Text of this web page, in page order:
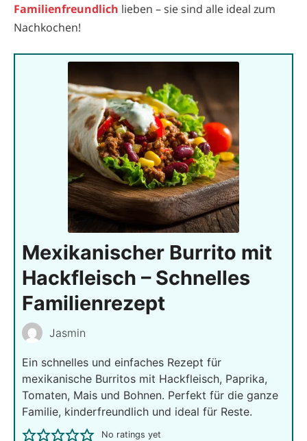
Familienfreundlich lieben – sie sind alle ideal zum
Nachkochen!
Mexikanischer Burrito mit
Hackfleisch – Schnelles
Familienrezept
Jasmin
Ein schnelles und einfaches Rezept für
mexikanische Burritos mit Hackfleisch, Paprika,
Tomaten, Mais und Bohnen. Perfekt für die ganze
Familie, kinderfreundlich und ideal für Reste.
No ratings yet